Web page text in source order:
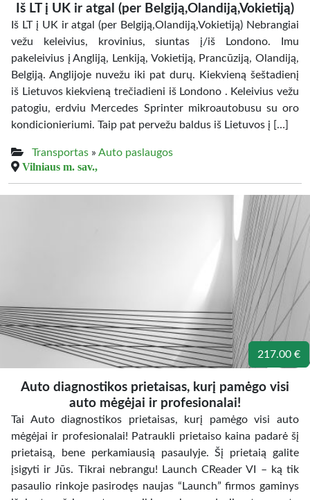
Iš LT į UK ir atgal (per Belgiją,Olandiją,Vokietiją)
Iš LT į UK ir atgal (per Belgiją,Olandiją,Vokietiją) Nebrangiai
vežu keleivius, krovinius, siuntas į/iš Londono. Imu
pakeleivius į Angliją, Lenkiją, Vokietiją, Prancūziją, Olandiją,
Belgiją. Anglijoje nuvežu iki pat durų. Kiekvieną šeštadienį
iš Lietuvos kiekvieną trečiadieni iš Londono . Keleivius vežu
patogiu, erdviu Mercedes Sprinter mikroautobusu su oro
kondicionieriumi. Taip pat pervežu baldus iš Lietuvos į […]
Transportas » Auto paslaugos
Vilniaus m. sav.,
217.00 €
Auto diagnostikos prietaisas, kurį pamėgo visi
auto mėgėjai ir profesionalai!
Tai Auto diagnostikos prietaisas, kurį pamėgo visi auto
mėgėjai ir profesionalai! Patraukli prietaiso kaina padarė šį
prietaisą, bene perkamiausią pasaulyje. Šį prietaią galite
įsigyti ir Jūs. Tikrai nebrangu! Launch CReader VI – ką tik
pasaulio rinkoje pasirodęs naujas “Launch” firmos gaminys